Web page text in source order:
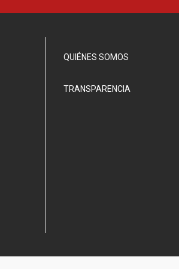
QUIÉNES SOMOS
TRANSPARENCIA